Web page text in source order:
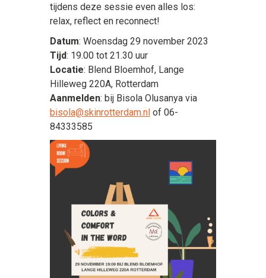
tijdens deze sessie even alles los:
relax, reflect en reconnect!
Datum: Woensdag 29 november 2023
Tijd: 19.00 tot 21.30 uur
Locatie: Blend Bloemhof, Lange
Hilleweg 220A, Rotterdam
Aanmelden: bij Bisola Olusanya via
bisola@skinrotterdam.nl of 06-
84333585